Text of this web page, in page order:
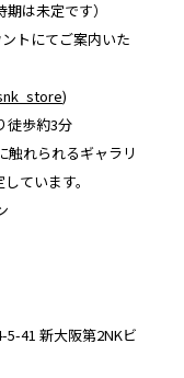
は未定です）
トにてご案内いた
)
徒歩約3分
触れられるギャラリ
ています。
41 新大阪第2NKビ